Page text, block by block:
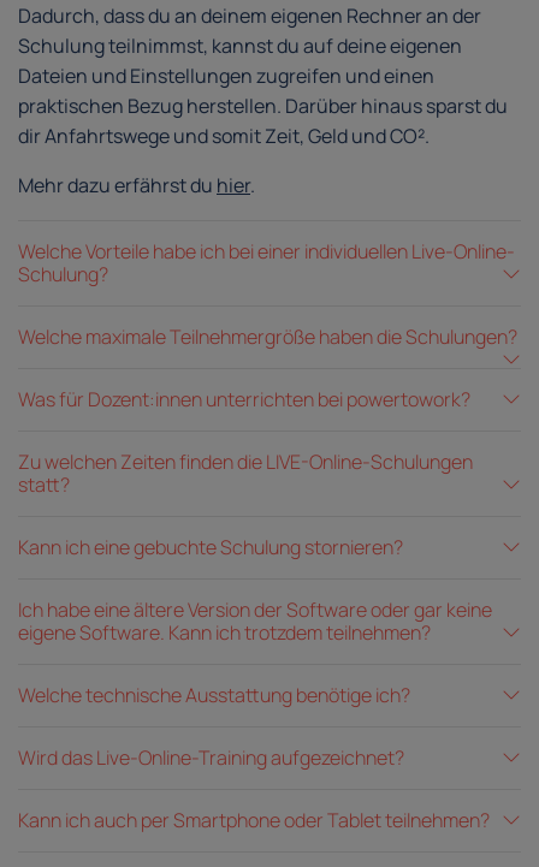
Dadurch, dass du an deinem eigenen Rechner an der
Schulung teilnimmst, kannst du auf deine eigenen
Dateien und Einstellungen zugreifen und einen
praktischen Bezug herstellen. Darüber hinaus sparst du
dir Anfahrtswege und somit Zeit, Geld und CO².
Mehr dazu erfährst du hier.
Welche Vorteile habe ich bei einer individuellen Live-Online-
Schulung?
Welche maximale Teilnehmergröße haben die Schulungen?
Was für Dozent:innen unterrichten bei powertowork?
Zu welchen Zeiten finden die LIVE-Online-Schulungen
statt?
Kann ich eine gebuchte Schulung stornieren?
Ich habe eine ältere Version der Software oder gar keine
eigene Software. Kann ich trotzdem teilnehmen?
Welche technische Ausstattung benötige ich?
Wird das Live-Online-Training aufgezeichnet?
Kann ich auch per Smartphone oder Tablet teilnehmen?